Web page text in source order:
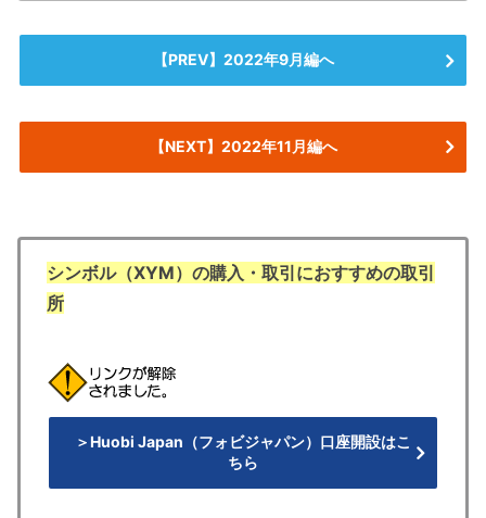
【PREV】2022年9月編へ
【NEXT】2022年11月編へ
シンボル（XYM）の購入・取引におすすめの取引
所
＞Huobi Japan（フォビジャパン）口座開設はこ
ちら